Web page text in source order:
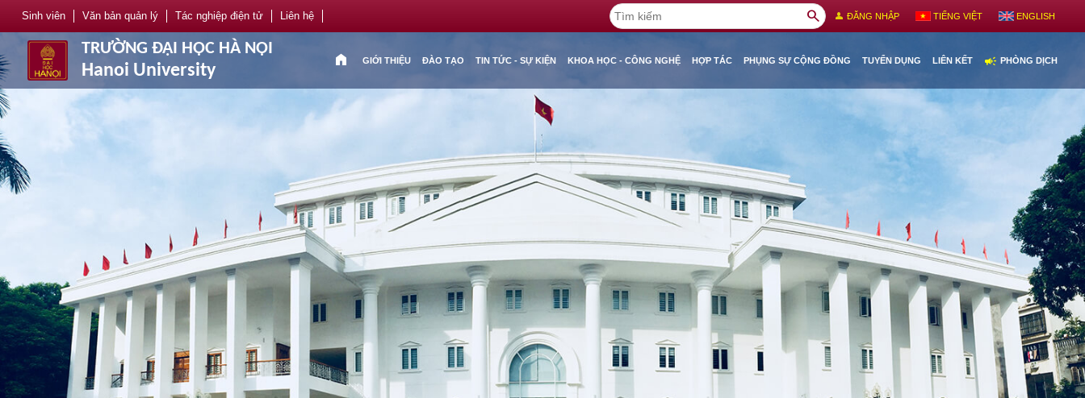
Sinh viên Văn bản quản lý Tác nghiệp điện tử Liên hệ search person ĐĂNG NHẬP TIẾNG VIỆT ENGLISH
TRƯỜNG ĐẠI HỌC HÀ NỘI
Hanoi University
home GIỚI THIỆU ĐÀO TẠO TIN TỨC - SỰ KIỆN KHOA HỌC - CÔNG NGHỆ HỢP TÁC PHỤNG SỰ CỘNG ĐỒNG TUYỂN DỤNG LIÊN KẾT campaign PHÒNG DỊCH